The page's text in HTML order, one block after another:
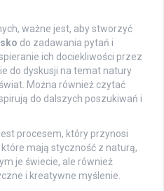
ważne jest, aby stworzyć
do zadawania pytań i
ich dociekliwości przez
do dyskusji na temat natury
Można również czytać
do dalszych poszukiwań i
procesem, który przynosi
mają styczność z naturą,
je świecie, ale również
i kreatywne myślenie.